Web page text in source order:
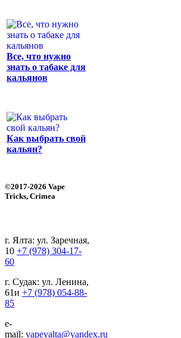
Все, что нужно
знать о табаке для
кальянов
Как выбрать свой
кальян?
©2017-2026 Vape
Tricks, Crimea
г. Ялта: ул. Заречная,
10 +7 (978) 304-17-
60
г. Судак: ул. Ленина,
61и +7 (978) 054-88-
85
e-
mail: vapeyalta@yandex.ru